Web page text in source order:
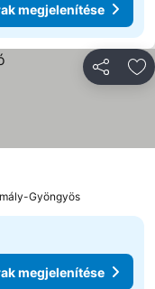
megjelenítése
Gyöngyös
megjelenítése